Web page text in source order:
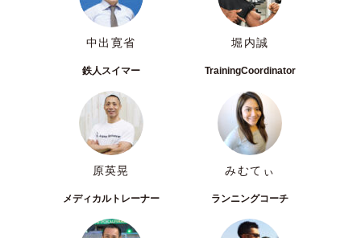
中出寛省 堀内誠
鉄人スイマー
原英晃
TrainingCoordinator
みむてぃ
メディカルトレーナー ランニングコーチ